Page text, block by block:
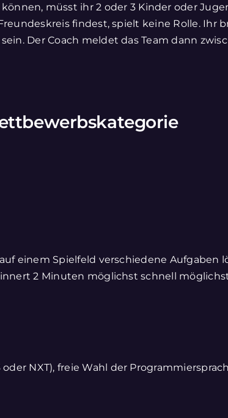
müsst ihr 2 oder 3 Kinder oder
findest, spielt keine Rolle. Ihr
Der Coach meldet das Team dann
einem Spielfeld verschiedene Aufgaben
2 Minuten möglichst schnell
NXT), freie Wahl der